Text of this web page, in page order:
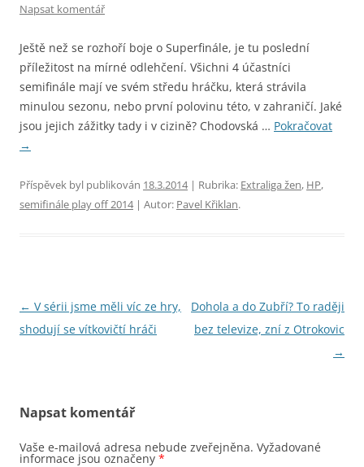
Napsat komentář
Ještě než se rozhoří boje o Superfinále, je tu poslední
příležitost na mírné odlehčení. Všichni 4 účastníci
semifinále mají ve svém středu hráčku, která strávila
minulou sezonu, nebo první polovinu této, v zahraničí. Jaké
jsou jejich zážitky tady i v cizině? Chodovská … Pokračovat
→
Příspěvek byl publikován 18.3.2014| Rubrika: Extraliga žen, HP,
semifinále play off 2014| Autor: Pavel Křiklan.
Navigace
pro
← V sérii jsme měli víc ze hry,
shodují se vítkovičtí hráči
Dohola a do Zubří? To raději
bez televize, zní z Otrokovic
→
Napsat komentář
Vaše e-mailová adresa nebude zveřejněna. Vyžadované
informace jsou označeny *